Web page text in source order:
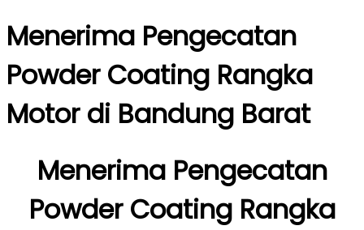
Menerima Pengecatan
Powder Coating Rangka
Motor di Bandung Barat
Menerima Pengecatan
Powder Coating Rangka